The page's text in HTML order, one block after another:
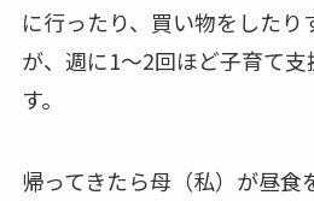
に行ったり、買い物をしたり
が、週に1～2回ほど子育て
す。
帰ってきたら母（私）が昼食